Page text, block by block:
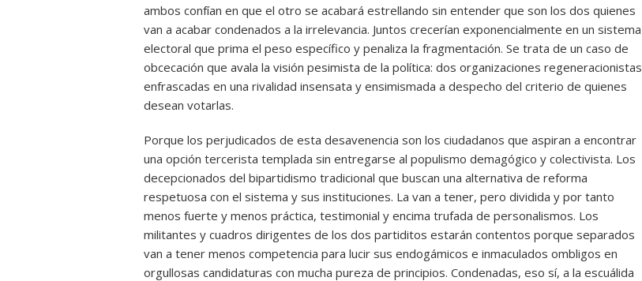
ambos confían en que el otro se acabará estrellando sin entender que son los dos quienes
van a acabar condenados a la irrelevancia. Juntos crecerían exponencialmente en un sistema
electoral que prima el peso específico y penaliza la fragmentación. Se trata de un caso de
obcecación que avala la visión pesimista de la política: dos organizaciones regeneracionistas
enfrascadas en una rivalidad insensata y ensimismada a despecho del criterio de quienes
desean votarlas.
Porque los perjudicados de esta desavenencia son los ciudadanos que aspiran a encontrar
una opción tercerista templada sin entregarse al populismo demagógico y colectivista. Los
decepcionados del bipartidismo tradicional que buscan una alternativa de reforma
respetuosa con el sistema y sus instituciones. La van a tener, pero dividida y por tanto
menos fuerte y menos práctica, testimonial y encima trufada de personalismos. Los
militantes y cuadros dirigentes de los dos partiditos estarán contentos porque separados
van a tener menos competencia para lucir sus endogámicos e inmaculados ombligos en
orgullosas candidaturas con mucha pureza de principios. Condenadas, eso sí, a la escuálida